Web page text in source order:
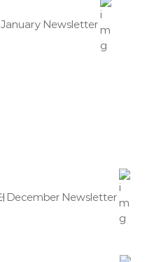
January Newsletter
터 December Newsletter